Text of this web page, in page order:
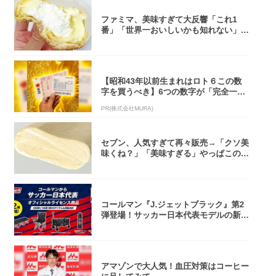
ファミマ、美味すぎて大反響「これ1
番」「世界一おいしいかも知れない」
【昭和43年以前生まれはロト６この数
字を買うべき】6つの数字が「完全一
PR(株式会社MURA)
セブン、人気すぎて再々販売→「クソ美
味くね？」「美味すぎる」やっぱこのク
コールマン『J.ジェットブラック』第2
弾登場！サッカー日本代表モデルの新作
アマゾンで大人気！血圧対策はコーヒー